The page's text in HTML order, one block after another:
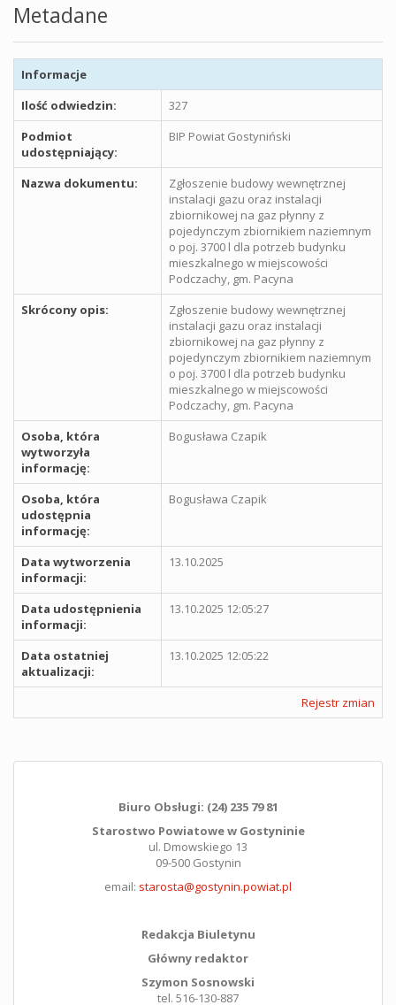
Metadane
Informacje
Ilość odwiedzin:
327
Podmiot
udostępniający:
BIP Powiat Gostyniński
Nazwa dokumentu:
Zgłoszenie budowy wewnętrznej
instalacji gazu oraz instalacji
zbiornikowej na gaz płynny z
pojedynczym zbiornikiem naziemnym
o poj. 3700 l dla potrzeb budynku
mieszkalnego w miejscowości
Podczachy, gm. Pacyna
Skrócony opis:
Zgłoszenie budowy wewnętrznej
instalacji gazu oraz instalacji
zbiornikowej na gaz płynny z
pojedynczym zbiornikiem naziemnym
o poj. 3700 l dla potrzeb budynku
mieszkalnego w miejscowości
Podczachy, gm. Pacyna
Osoba, która
wytworzyła
informację:
Bogusława Czapik
Osoba, która
udostępnia
informację:
Bogusława Czapik
Data wytworzenia
informacji:
13.10.2025
Data udostępnienia
informacji:
13.10.2025 12:05:27
Data ostatniej
aktualizacji:
13.10.2025 12:05:22
Rejestr zmian
Biuro Obsługi: (24) 235 79 81
Starostwo Powiatowe w Gostyninie
ul. Dmowskiego 13
09-500 Gostynin
email: starosta@gostynin.powiat.pl
Redakcja Biuletynu
Główny redaktor
Szymon Sosnowski
tel. 516-130-887